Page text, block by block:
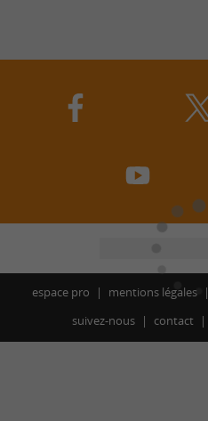
espace pro mentions légales
suivez-nous
contact